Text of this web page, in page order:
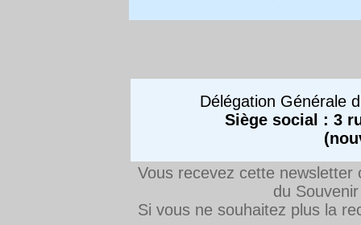
Délégation Générale
Siège social : 3
Vous recevez cette
du
Si vous ne souhaitez plus la